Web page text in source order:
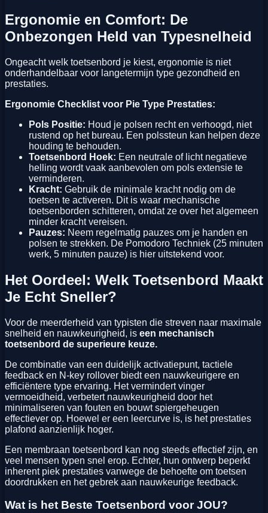
Ergonomie en Comfort: De
Onbezongen Held van Typesnelheid
Ongeacht welk toetsenbord je kiest, ergonomie is niet
onderhandelbaar voor langetermijn type gezondheid en
prestaties.
Ergonomie Checklist voor Pie Type Prestaties:
Pols Positie: Houd je polsen recht en verhoogd, niet
rustend op het bureau. Een polssteun kan helpen deze
houding te behouden.
Toetsenbord Hoek: Een neutrale of licht negatieve
helling wordt vaak aanbevolen om pols extensie te
verminderen.
Kracht: Gebruik de minimale kracht nodig om de
toetsen te activeren. Dit is waar mechanische
toetsenborden schitteren, omdat ze over het algemeen
minder kracht vereisen.
Pauzes: Neem regelmatig pauzes om je handen en
polsen te strekken. De Pomodoro Techniek (25 minuten
werk, 5 minuten pauze) is hier uitstekend voor.
Het Oordeel: Welk Toetsenbord Maakt
Je Echt Sneller?
Voor de meerderheid van typisten die streven naar maximale
snelheid en nauwkeurigheid, is een mechanisch
toetsenbord de superieure keuze.
De combinatie van een duidelijk activatiepunt, tactiele
feedback en N-key rollover biedt een nauwkeurigere en
efficiëntere type ervaring. Het vermindert vinger
vermoeidheid, verbetert nauwkeurigheid door het
minimaliseren van fouten en bouwt spiergeheugen
effectiever op. Hoewel er een leercurve is, is het prestaties
plafond aanzienlijk hoger.
Een membraan toetsenbord kan nog steeds effectief zijn, en
veel mensen typen snel erop. Echter, hun ontwerp beperkt
inherent piek prestaties vanwege de behoefte om toetsen
doordrukken en het gebrek aan nauwkeurige feedback.
Wat is het Beste Toetsenbord voor JOU?